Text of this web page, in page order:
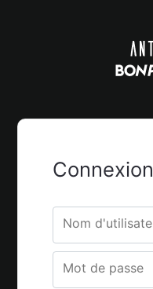
Connexion
Mot de passe